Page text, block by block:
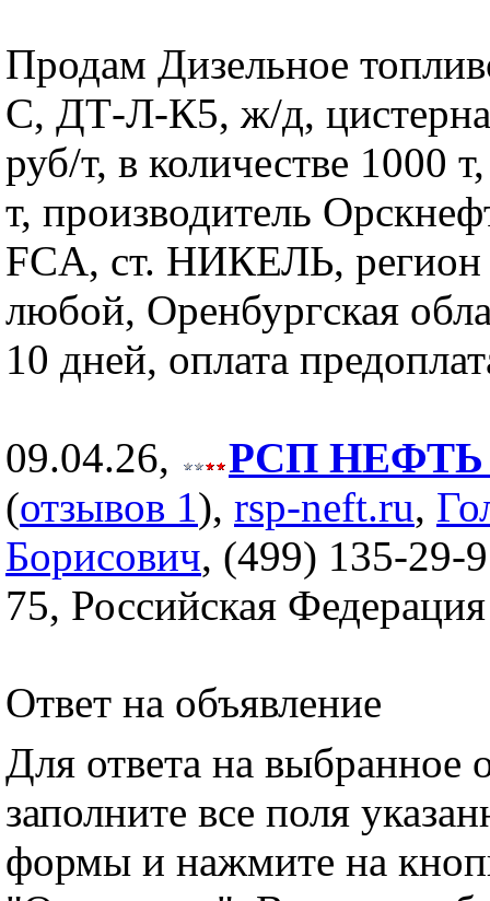
Продам Дизельное
C, ДТ-Л-К5, ж/д,
руб/т, в количестве 1000
т, производитель
FCA, ст. НИКЕЛЬ, регион
любой, Оренбургская
10 дней, оплата
09.04.26,
РСП НЕФТЬ
(отзывов 1), rsp-neft.ru,
Борисович, (499) 135-29-
75, Российская Федерация
Ответ на объявление
Для ответа на выбранное
заполните все поля
формы и нажмите на